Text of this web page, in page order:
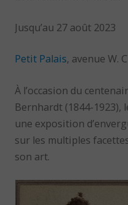
Jusqu’au 27 août 2023
Petit Palais, avenue W.
À l’occasion du
Bernhardt (1844-1923),
une exposition
sur les multiples
son art.